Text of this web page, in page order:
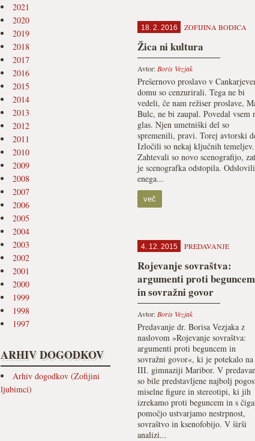
2021
2020
2019
2018
2017
2016
2015
2014
2013
2012
2011
2010
2009
2008
2007
2006
2005
2004
2003
2002
2001
2000
1999
1998
1997
ARHIV DOGODKOV
Arhiv dogodkov (Zofijini
ljubimci)
18. 2. 2016 ZOFIJINA BODICA
Žica ni kultura
Avtor: Boris Vezjak
Prešernovo proslavo v
domu so cenzurirali. Tega ne bi
vedeli, če nam režiser proslave,
Bulc, ne bi zaupal. Povedal vsem
glas. Njen umetniški del so
spremenili, pravi. Torej avtorski
Izločili so nekaj ključnih temeljev.
Zahtevali so novo scenografijo,
je scenografka odstopila.
enega...
več
4. 12. 2015 PREDAVANJE
Rojevanje sovraštva:
argumenti proti beguncem
in sovražni govor
Avtor: Boris Vezjak
Predavanje dr. Borisa Vezjaka z
naslovom »Rojevanje sovraštva:
argumenti proti beguncem in
sovražni govor«, ki je potekalo na
III. gimnaziji Maribor. V
so bile predstavljene najbolj
miselne figure in stereotipi, ki jih
izrekamo proti beguncem in s
pomočjo ustvarjamo nestrpnost,
sovraštvo in ksenofobijo. V širši
analizi...